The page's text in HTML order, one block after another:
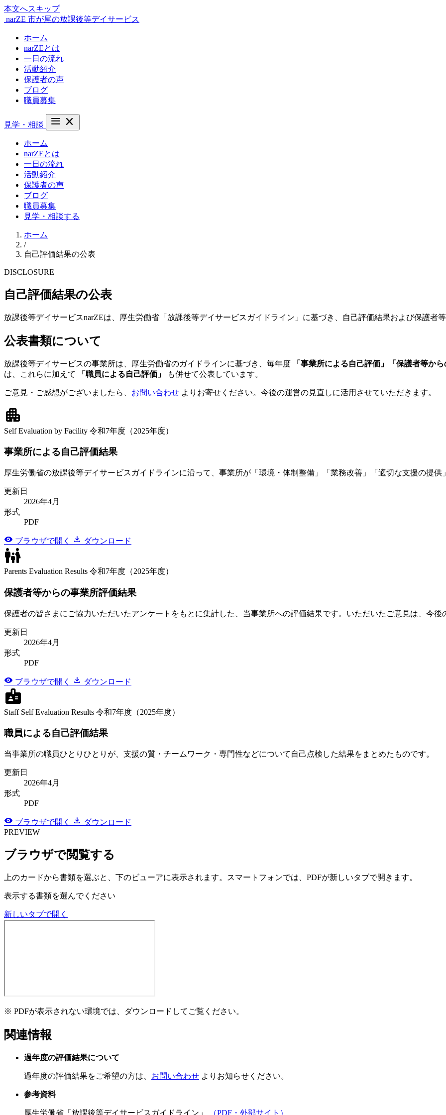
本文へスキップ
narZE 市が尾の放課後等デイサービス
ホーム
narZEとは
一日の流れ
活動紹介
保護者の声
ブログ
職員募集
見学・相談 menu close
ホーム
narZEとは
一日の流れ
活動紹介
保護者の声
ブログ
職員募集
見学・相談する
ホーム
/
自己評価結果の公表
DISCLOSURE
自己評価結果の公表
放課後等デイサービスnarZEは、厚生労働省「放課後等デイサービスガイドライン」に基づき、自己評価結果および保護者
公表書類について
放課後等デイサービスの事業所は、厚生労働省のガイドラインに基づき、毎年度
「事業所による自己評価」「保護者等か
は、これらに加えて
「職員による自己評価」 も併せて公表しています。
ご意見・ご感想がございましたら、 お問い合わせ よりお寄せください。今後の運営の見直しに活用させていただきます。
apartment
Self Evaluation by Facility 令和7年度（2025年度）
事業所による自己評価結果
厚生労働省の放課後等デイサービスガイドラインに沿って、事業所が「環境・体制整備」「業務改善」「適切な支援の提
更新日
2026年4月
形式
PDF
visibility ブラウザで開く download ダウンロード
family_restroom
Parents Evaluation Results 令和7年度（2025年度）
保護者等からの事業所評価結果
保護者の皆さまにご協力いただいたアンケートをもとに集計した、当事業所への評価結果です。いただいたご意見は、今
更新日
2026年4月
形式
PDF
visibility ブラウザで開く download ダウンロード
badge
Staff Self Evaluation Results 令和7年度（2025年度）
職員による自己評価結果
当事業所の職員ひとりひとりが、支援の質・チームワーク・専門性などについて自己点検した結果をまとめたものです。
更新日
2026年4月
形式
PDF
visibility ブラウザで開く download ダウンロード
PREVIEW
ブラウザで閲覧する
上のカードから書類を選ぶと、下のビューアに表示されます。スマートフォンでは、PDFが新しいタブで開きます。
表示する書類を選んでください
新しいタブで開く
※ PDFが表示されない環境では、ダウンロードしてご覧ください。
関連情報
過年度の評価結果について
過年度の評価結果をご希望の方は、 お問い合わせ よりお知らせください。
参考資料
厚生労働省「放課後等デイサービスガイドライン」 （PDF・外部サイト）